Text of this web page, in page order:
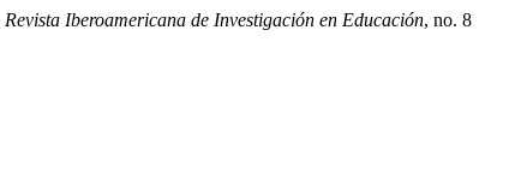
Revista Iberoamericana de Investigación en Educación, no. 8